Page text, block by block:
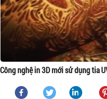
Công nghệ in 3D mới sử dụng tia